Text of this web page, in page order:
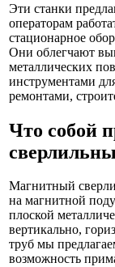
Эти станки
операторам
стационарное
Они облегчают
металлических
инструментами
ремонтами,
Что собой
Магнитный
на магнитной
плоской
вертикально,
труб мы
возможность